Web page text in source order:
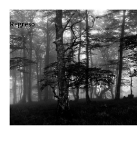
Regreso